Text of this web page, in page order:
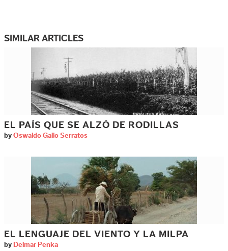
SIMILAR ARTICLES
EL PAÍS QUE SE ALZÓ DE RODILLAS
by Oswaldo Gallo Serratos
EL LENGUAJE DEL VIENTO Y LA MILPA
by Delmar Penka